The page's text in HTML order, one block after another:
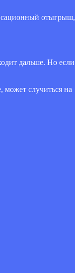
отыгрыш,
дальше. Но если
случиться на